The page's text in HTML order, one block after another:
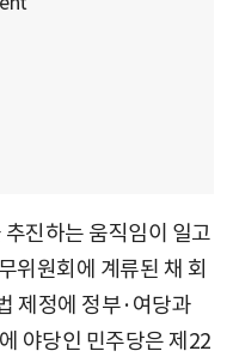
진하는 움직임이 일고
위원회에 계류된 채 회
제정에 정부·여당과
야당인 민주당은 제22